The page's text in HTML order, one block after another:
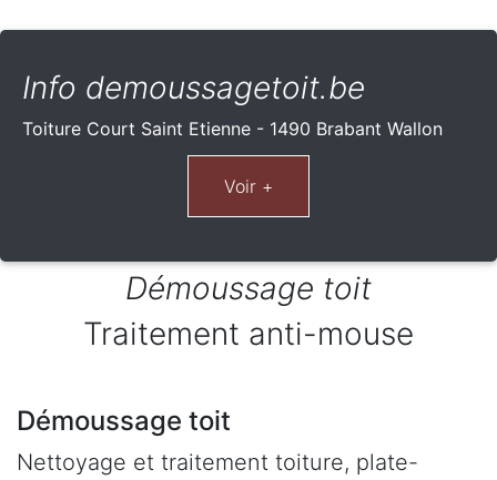
Info demoussagetoit.be
Toiture Court Saint Etienne - 1490 Brabant Wallon
Démoussage toit
Traitement anti-mouse
Démoussage toit
Nettoyage et traitement toiture, plate-